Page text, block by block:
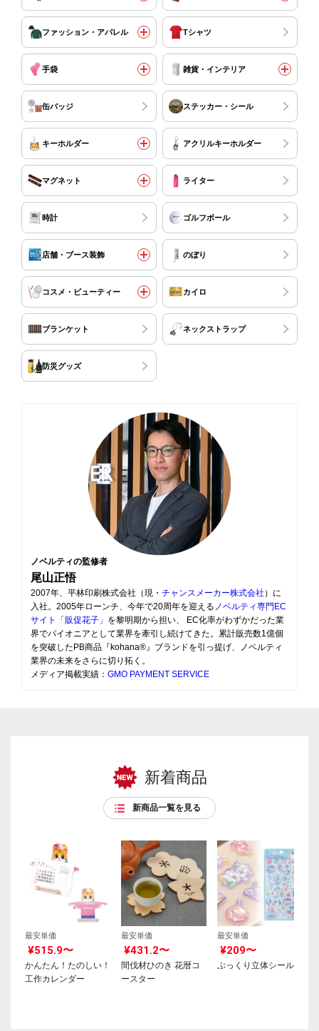
ファッション・アパレル Tシャツ
手袋 雑貨・インテリア
缶バッジ ステッカー・シール
キーホルダー アクリルキーホルダー
マグネット ライター
時計 ゴルフボール
店舗・ブース装飾 のぼり
コスメ・ビューティー カイロ
ブランケット ネックストラップ
防災グッズ
ノベルティの監修者
尾山正悟
2007年、平林印刷株式会社（現・ チャンスメーカー株式会社 ）に
入社。2005年ローンチ、今年で20周年を迎える ノベルティ専門EC
サイト「販促花子」 を黎明期から担い、 EC化率がわずかだった業
界でパイオニアとして業界を牽引し続けてきた。累計販売数1億個
を突破したPB商品『kohana®』ブランドを引っ提げ、ノベルティ
業界の未来をさらに切り拓く。
メディア掲載実績： GMO PAYMENT SERVICE
新着商品
新商品一覧を見る
最安単価
¥515.9〜
かんたん！たのしい！
工作カレンダー
最安単価
¥431.2〜
間伐材ひのき 花暦コ
ースター
最安単価
¥209〜
ぷっくり立体シール